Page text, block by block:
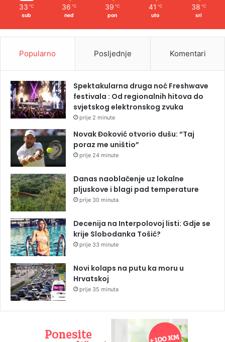
33 ℃
sub
36 ℃
ned
39 ℃
pon
41 ℃
uto
38 ℃
sri
Popularno Posljednje Komentari
Spektakularna druga noć Freshwave
festivala : Od regionalnih hitova do
svjetskog elektronskog zvuka
prije 2 minute
Novak Đoković otvorio dušu: “Taj
poraz me uništio”
prije 24 minute
Danas naoblačenje uz lokalne
pljuskove i blagi pad temperature
prije 30 minuta
Decenija na Interpolovoj listi: Gdje se
krije Slobodanka Tošić?
prije 33 minute
Novi kolaps na putu ka moru u
Hrvatskoj
prije 35 minuta